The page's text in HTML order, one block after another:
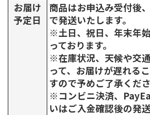
お届け
予定日
商品はお申込み受付後
で発送いたします。
※土日、祝日、年末年
っております。
※在庫状況、天候や交
って、お届けが遅れる
すので予めご了承くださ
※コンビニ決済、
いはご入金確認後の発